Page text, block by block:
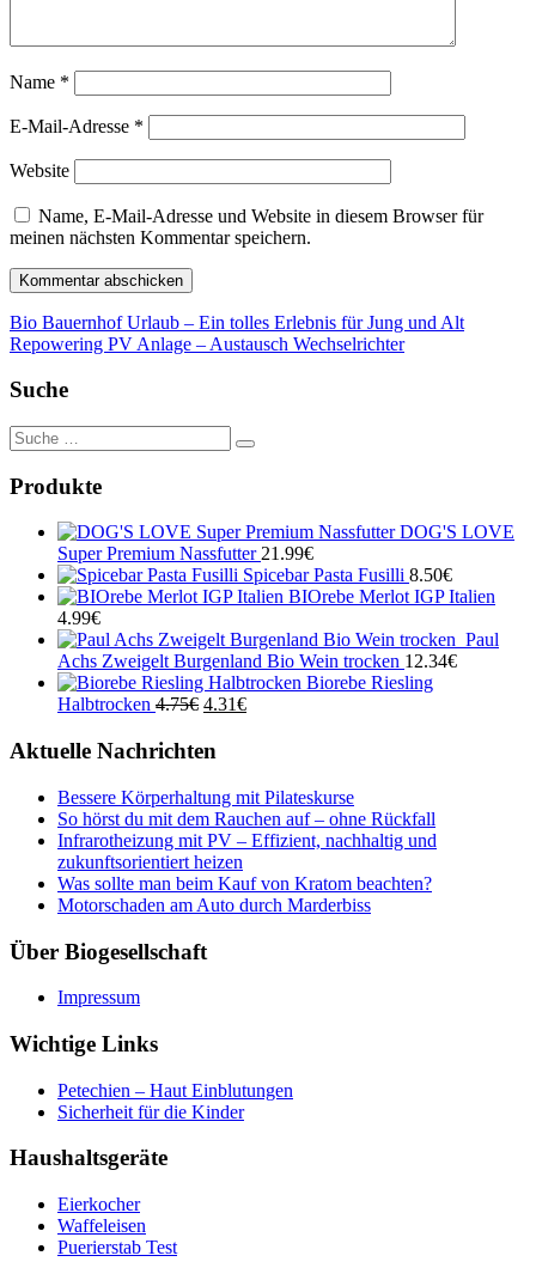
Name *
E-Mail-Adresse *
Website
Name, E-Mail-Adresse und Website in diesem Browser für
meinen nächsten Kommentar speichern.
Beitragsnavigation
Bio Bauernhof Urlaub – Ein tolles Erlebnis für Jung und Alt
Repowering PV Anlage – Austausch Wechselrichter
Suche
Suche
nach:
Produkte
DOG'S LOVE
Super Premium Nassfutter 21.99€
Spicebar Pasta Fusilli 8.50€
BIOrebe Merlot IGP Italien
4.99€
Paul
Achs Zweigelt Burgenland Bio Wein trocken 12.34€
Biorebe Riesling
Halbtrocken 4.75€ Ursprünglicher
war:
4.31€Aktueller
Aktuelle Nachrichten
Bessere Körperhaltung mit Pilateskurse
So hörst du mit dem Rauchen auf – ohne Rückfall
Infrarotheizung mit PV – Effizient, nachhaltig und
zukunftsorientiert heizen
Was sollte man beim Kauf von Kratom beachten?
Motorschaden am Auto durch Marderbiss
Über Biogesellschaft
Impressum
Wichtige Links
Petechien – Haut Einblutungen
Sicherheit für die Kinder
Haushaltsgeräte
Eierkocher
Waffeleisen
Puerierstab Test